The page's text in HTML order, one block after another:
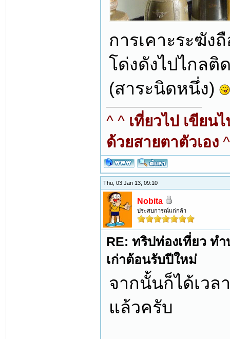
การเคาะระฆัง
โด่งดังไปไกล
(สาระนิดหนึ่ง)
^ ^ เที่ยวไป เขียน
ด้วยสายตาตัวเอง
Thu, 03 Jan 13, 09:10
Nobita
ประสบการณ์แก่กล้า
RE: ทริปท่องเที่ยว ท
เก่าต้อนรับปีใหม่
จากนั้นก็ได้เวล
แล้วครับ